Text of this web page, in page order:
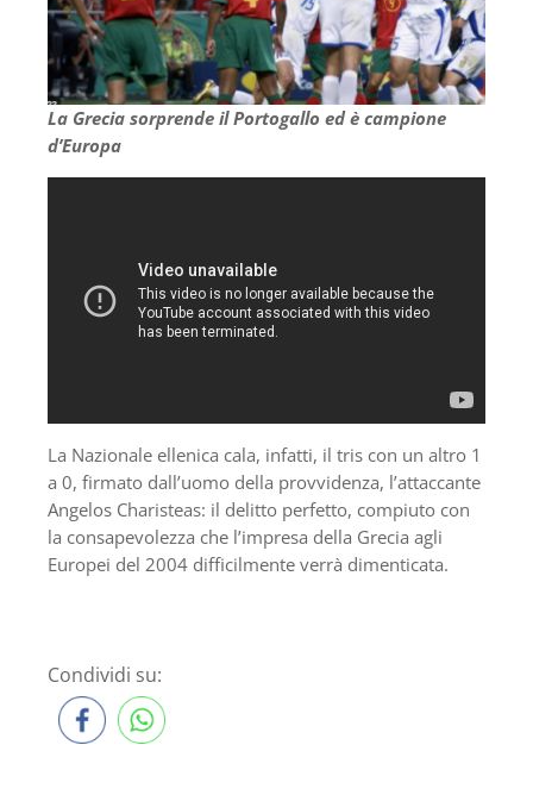
La Grecia sorprende il Portogallo ed è campione
d’Europa
La Nazionale ellenica cala, infatti, il tris con un altro 1
a 0, firmato dall’uomo della provvidenza, l’attaccante
Angelos Charisteas: il delitto perfetto, compiuto con
la consapevolezza che l’impresa della Grecia agli
Europei del 2004 difficilmente verrà dimenticata.
Condividi su: